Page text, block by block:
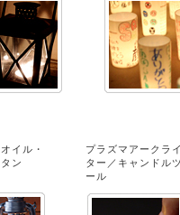
イル・
ン
プラズマアークラ
ター／キャンドル
ール